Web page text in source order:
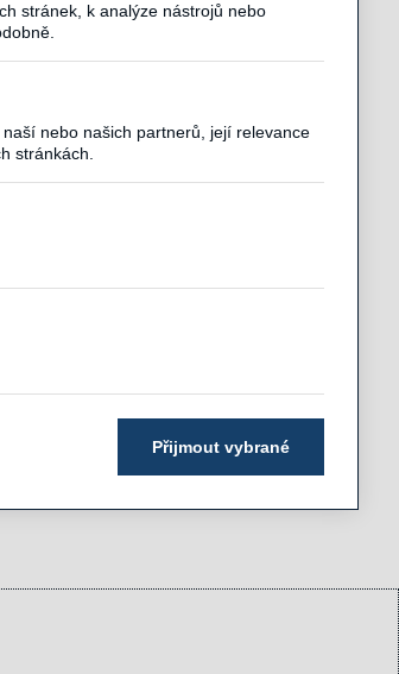
stránek, k analýze nástrojů nebo
nebo našich partnerů, její relevance
stránkách.
Přijmout vybrané